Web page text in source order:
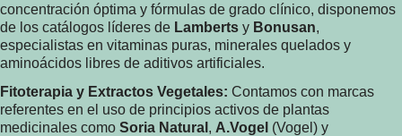
concentración óptima y fórmulas de grado clínico, disponemos
de los catálogos líderes de Lamberts y Bonusan,
especialistas en vitaminas puras, minerales quelados y
aminoácidos libres de aditivos artificiales.
Fitoterapia y Extractos Vegetales: Contamos con marcas
referentes en el uso de principios activos de plantas
medicinales como Soria Natural , A.Vogel (Vogel) y